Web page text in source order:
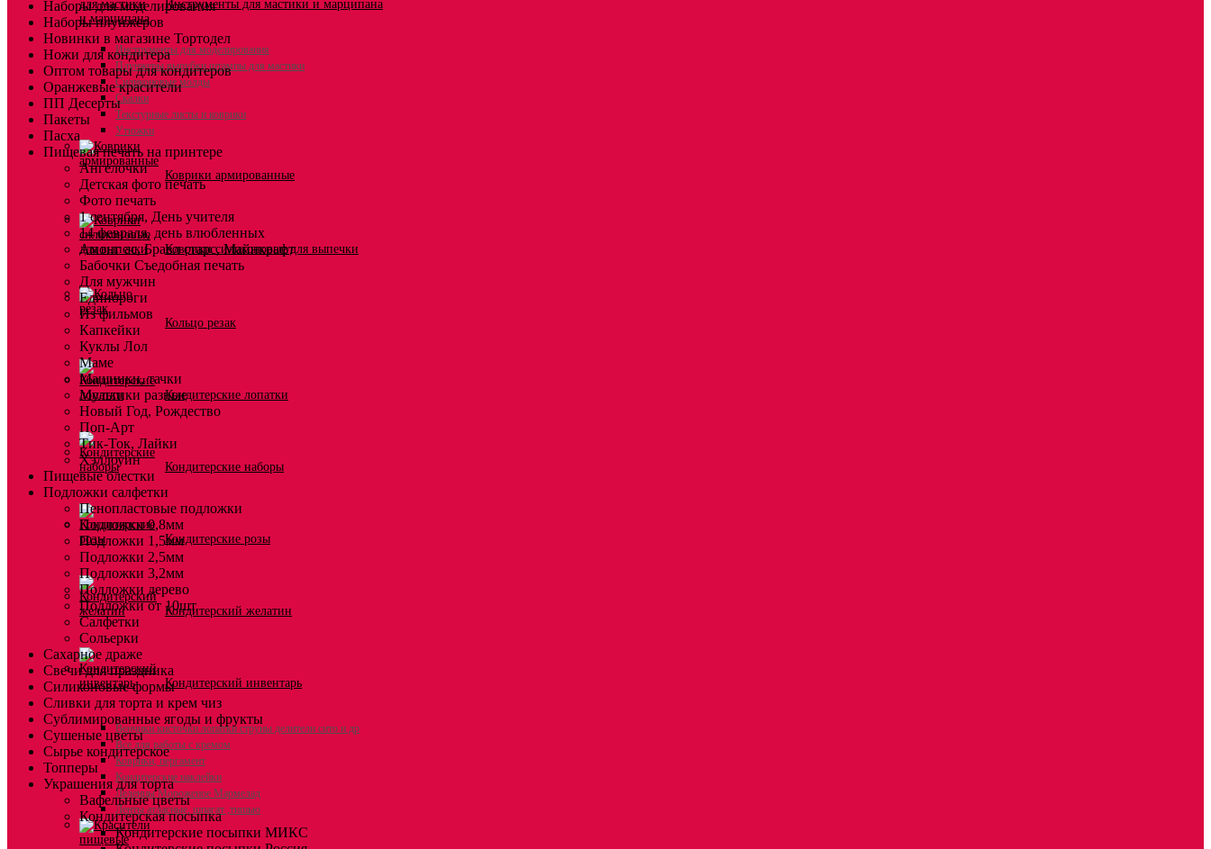
Инструменты для мастики и марципана
Инструменты для моделирования
Плунжеры вырубки штампы для мастики
Силиконовые молды
Скалки
Текстурные листы и коврики
Утюжки
Коврики армированные
Коврики силиконовые для выпечки
Кольцо резак
Кондитерские лопатки
Кондитерские наборы
Кондитерские розы
Кондитерский желатин
Кондитерский инвентарь
Венчики кисточки лопатки струны делители сито и др
Все для работы с кремом
Коврики, пергамент
Кондитерские наклейки
Леденцы Мороженое Мармелад
Ленты атласные, шпагат ,тишью
Наборы для моделирования
Наборы плунжеров
Новинки в магазине Тортодел
Ножи для кондитера
Оптом товары для кондитеров
Оранжевые красители
ПП Десерты
Пакеты
Пасха
Пищевая печать на принтере
Ангелочки
Детская фото печать
Фото печать
1 сентября, День учителя
14 февраля, день влюбленных
Амонг ас, Бравл старс, Майнкрафт
Бабочки Съедобная печать
Для мужчин
Единороги
Из фильмов
Капкейки
Куклы Лол
Маме
Машинки, тачки
Мультики разные
Новый Год, Рождество
Поп-Арт
Тик-Ток, Лайки
Хэллоуин
Пищевые блестки
Подложки салфетки
Пенопластовые подложки
Подложки 0,8мм
Подложки 1,5мм
Подложки 2,5мм
Подложки 3,2мм
Подложки дерево
Подложки от 10шт
Салфетки
Сольерки
Сахарное драже
Свечи для праздника
Силиконовые формы
Сливки для торта и крем чиз
Сублимированные ягоды и фрукты
Сушеные цветы
Сырье кондитерское
Топперы
Украшения для торта
Вафельные цветы
Кондитерская посыпка
Кондитерские посыпки МИКС